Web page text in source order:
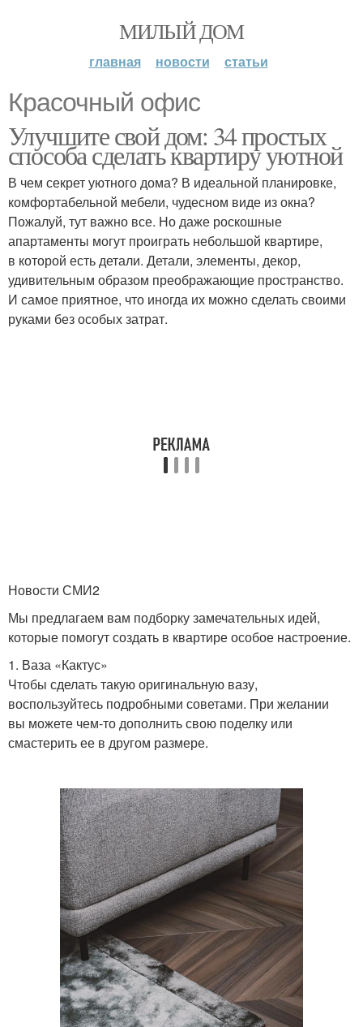
МИЛЫЙ ДОМ
главная новости статьи
Красочный офис
Улучшите свой дом: 34 простых
способа сделать квартиру уютной
В чем секрет уютного дома? В идеальной планировке,
комфортабельной мебели, чудесном виде из окна?
Пожалуй, тут важно все. Но даже роскошные
апартаменты могут проиграть небольшой квартире,
в которой есть детали. Детали, элементы, декор,
удивительным образом преображающие пространство.
И самое приятное, что иногда их можно сделать своими
руками без особых затрат.
Новости СМИ2
Мы предлагаем вам подборку замечательных идей,
которые помогут создать в квартире особое настроение.
1. Ваза «Кактус»
Чтобы сделать такую оригинальную вазу,
воспользуйтесь подробными советами. При желании
вы можете чем-то дополнить свою поделку или
смастерить ее в другом размере.